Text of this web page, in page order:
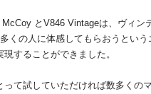
とV846 Vintageは、ヴィン
くの人に体感してもらおうとい
現することができました。
って試していただければ数多くの